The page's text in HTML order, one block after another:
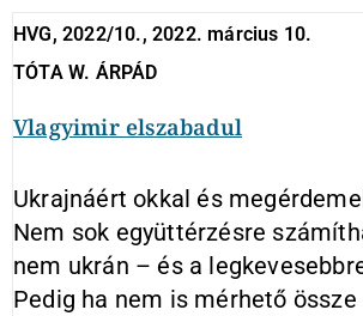
HVG, 2022/10., 2022. március 10.
TÓTA W. ÁRPÁD
Vlagyimir elszabadul
Ukrajnáért okkal és
Nem sok együttérzésre
nem ukrán – és a
Pedig ha nem is mérhető össze